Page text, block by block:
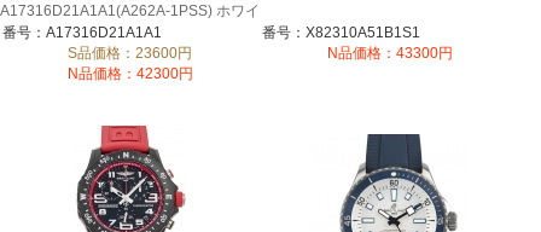
A17316D21A1A1(A262A-1PSS) ホワイ
ト
番号：A17316D21A1A1
S品価格：23600円
N品価格：42300円
番号：X82310A51B1S1
N品価格：43300円